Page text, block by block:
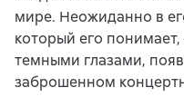
мире. Неожиданно в
который его
темными глазами,
заброшенном